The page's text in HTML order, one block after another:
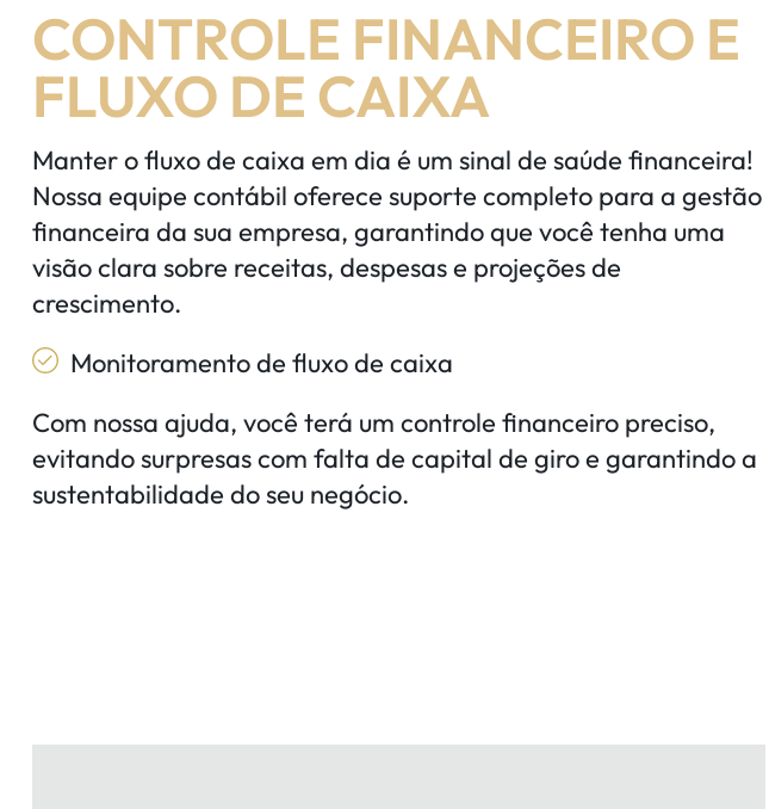
CONTROLE FINANCEIRO E
FLUXO DE CAIXA
Manter o fluxo de caixa em dia é um sinal de saúde financeira!
Nossa equipe contábil oferece suporte completo para a gestão
financeira da sua empresa, garantindo que você tenha uma
visão clara sobre receitas, despesas e projeções de
crescimento.
Monitoramento de fluxo de caixa
Com nossa ajuda, você terá um controle financeiro preciso,
evitando surpresas com falta de capital de giro e garantindo a
sustentabilidade do seu negócio.